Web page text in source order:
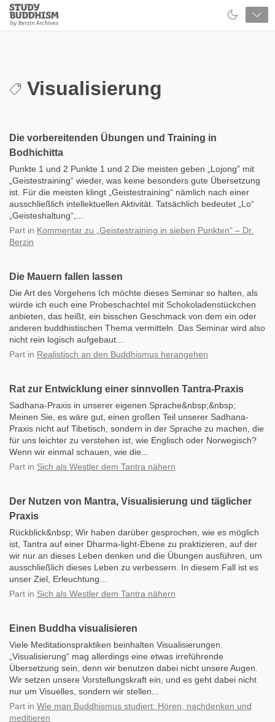
Close
Study
Buddhism
Visualisierung
Die vorbereitenden Übungen und Training in
Bodhichitta
Punkte 1 und 2 Punkte 1 und 2 Die meisten geben „Lojong” mit
„Geistestraining“ wieder, was keine besonders gute Übersetzung
ist. Für die meisten klingt „Geistestraining“ nämlich nach einer
ausschließlich intellektuellen Aktivität. Tatsächlich bedeutet „Lo“
„Geisteshaltung“,...
Part in Kommentar zu „Geistestraining in sieben Punkten“ – Dr.
Berzin
Die Mauern fallen lassen
Die Art des Vorgehens Ich möchte dieses Seminar so halten, als
würde ich euch eine Probeschachtel mit Schokoladenstückchen
anbieten, das heißt, ein bisschen Geschmack von dem ein oder
anderen buddhistischen Thema vermitteln. Das Seminar wird also
nicht rein logisch aufgebaut...
Part in Realistisch an den Buddhismus herangehen
Rat zur Entwicklung einer sinnvollen Tantra-Praxis
Sadhana-Praxis in unserer eigenen Sprache&nbsp;&nbsp;
Meinen Sie, es wäre gut, einen großen Teil unserer Sadhana-
Praxis nicht auf Tibetisch, sondern in der Sprache zu machen, die
für uns leichter zu verstehen ist, wie Englisch oder Norwegisch?
Wenn wir einmal schauen, wie die...
Part in Sich als Westler dem Tantra nähern
Der Nutzen von Mantra, Visualisierung und täglicher
Praxis
Rückblick&nbsp; Wir haben darüber gesprochen, wie es möglich
ist, Tantra auf einer Dharma-light-Ebene zu praktizieren, auf der
wir nur an dieses Leben denken und die Übungen ausführen, um
ausschließlich dieses Leben zu verbessern. In diesem Fall ist es
unser Ziel, Erleuchtung...
Part in Sich als Westler dem Tantra nähern
Einen Buddha visualisieren
Viele Meditationspraktiken beinhalten Visualisierungen.
„Visualisierung“ mag allerdings eine etwas irreführende
Übersetzung sein, denn wir benutzen dabei nicht unsere Augen.
Wir setzen unsere Vorstellungskraft ein, und es geht dabei nicht
nur um Visuelles, sondern wir stellen...
Part in Wie man Buddhismus studiert: Hören, nachdenken und
meditieren